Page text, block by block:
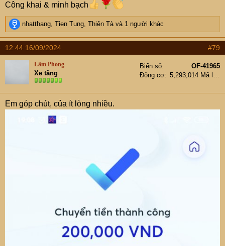
Công khai & minh bạch
R
e
a
c
t
n
s
:
nhatthang Tien Tung Thiên Tà và 1 người khác
12:44 16/09/2024 #79
Lâm Phong
Xe tăng
Biển số
OF-41965
Động cơ
Em góp chút, của ít lòng nhiều.